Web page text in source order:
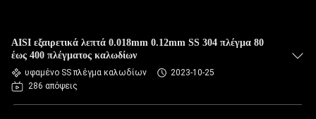
AISI εξαιρετικά λεπτά 0.018mm 0.12mm SS 304 πλέγμα 80
έως 400 πλέγματος καλωδίων
υφαμένο SS πλέγμα καλωδίων
2023-10-25
286 απόψεις